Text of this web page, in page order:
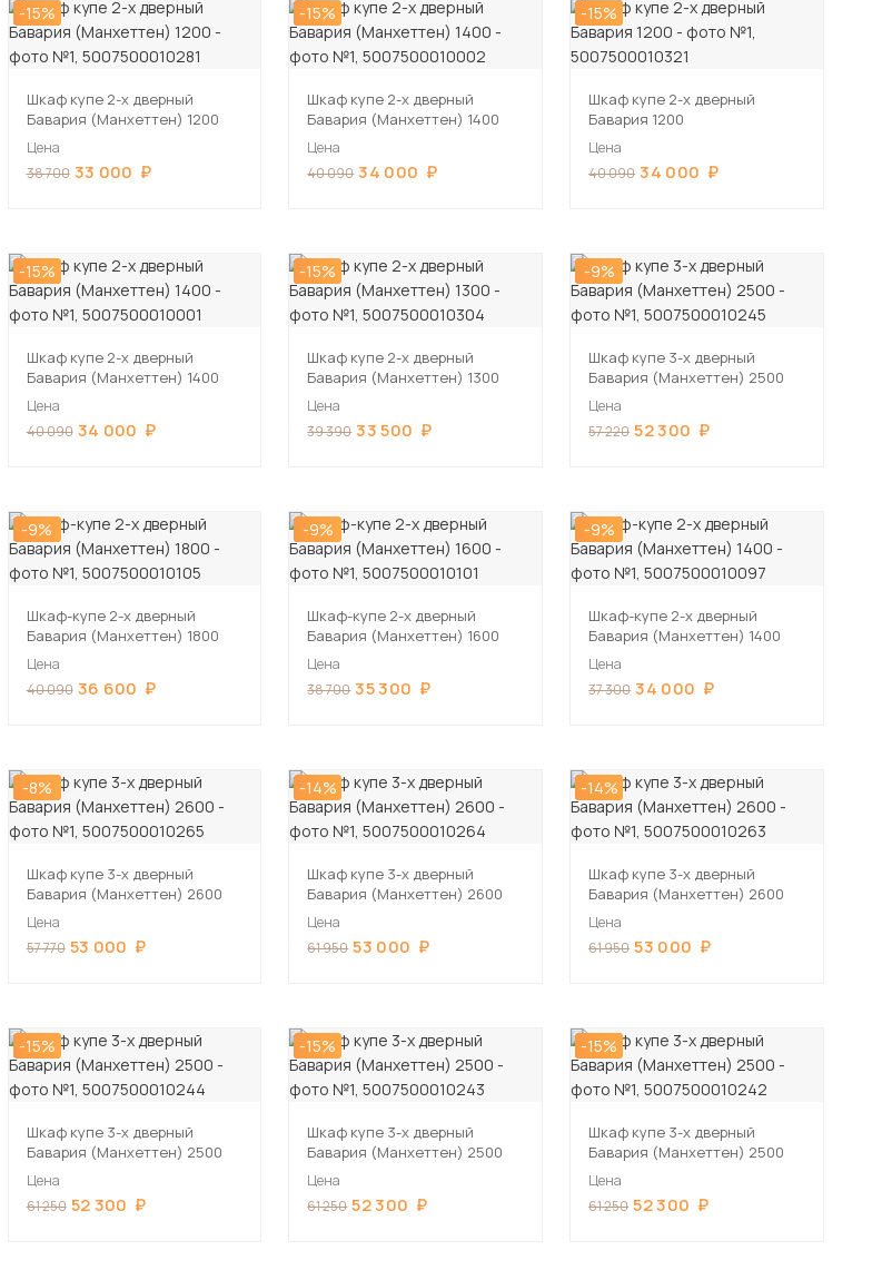
-15%
Шкаф купе 2-х дверный
Бавария (Манхеттен) 1200
Цена
38 700 33 000
-15%
Шкаф купе 2-х дверный
Бавария (Манхеттен) 1400
Цена
40 090 34 000
-15%
Шкаф купе 2-х дверный
Бавария 1200
Цена
40 090 34 000
-15%
Шкаф купе 2-х дверный
Бавария (Манхеттен) 1400
Цена
40 090 34 000
-15%
Шкаф купе 2-х дверный
Бавария (Манхеттен) 1300
Цена
39 390 33 500
-9%
Шкаф купе 3-х дверный
Бавария (Манхеттен) 2500
Цена
57 220 52 300
-9%
Шкаф-купе 2-х дверный
Бавария (Манхеттен) 1800
Цена
40 090 36 600
-9%
Шкаф-купе 2-х дверный
Бавария (Манхеттен) 1600
Цена
38 700 35 300
-9%
Шкаф-купе 2-х дверный
Бавария (Манхеттен) 1400
Цена
37 300 34 000
-8%
Шкаф купе 3-х дверный
Бавария (Манхеттен) 2600
Цена
57 770 53 000
-14%
Шкаф купе 3-х дверный
Бавария (Манхеттен) 2600
Цена
61 950 53 000
-14%
Шкаф купе 3-х дверный
Бавария (Манхеттен) 2600
Цена
61 950 53 000
-15%
Шкаф купе 3-х дверный
Бавария (Манхеттен) 2500
Цена
61 250 52 300
-15%
Шкаф купе 3-х дверный
Бавария (Манхеттен) 2500
Цена
61 250 52 300
-15%
Шкаф купе 3-х дверный
Бавария (Манхеттен) 2500
Цена
61 250 52 300